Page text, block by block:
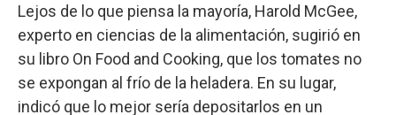
Lejos de lo que piensa la mayoría, Harold McGee,
experto en ciencias de la alimentación, sugirió en
su libro On Food and Cooking, que los tomates no
se expongan al frío de la heladera. En su lugar,
indicó que lo mejor sería depositarlos en un